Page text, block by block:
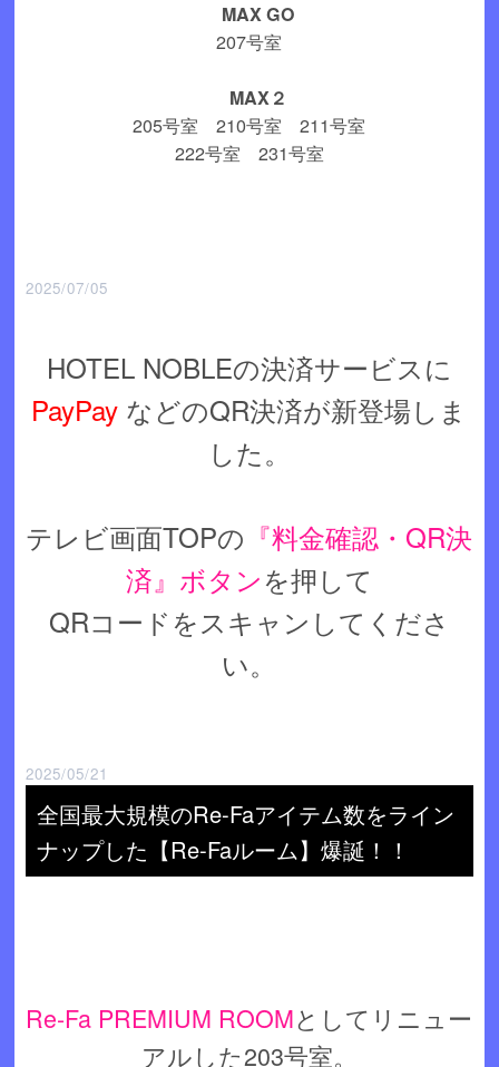
MAX GO
207号室
MAX２
205号室 210号室 211号室
222号室 231号室
2025/07/05
HOTEL NOBLEの決済サービスに
PayPay などのQR決済が新登場しま
した。
テレビ画面TOPの 『料金確認・QR決
済』ボタンを押して
QRコードをスキャンしてくださ
い。
2025/05/21
全国最大規模のRe-Faアイテム数をライン
ナップした【Re-Faルーム】爆誕！！
Re-Fa PREMIUM ROOMとしてリニュー
アルした203号室。